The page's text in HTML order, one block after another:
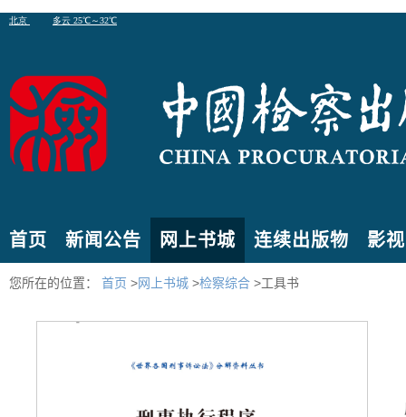
首页 新闻公告 网上书城 连续出版物 影
您所在的位置： 首页 >网上书城 >检察综合 >工具书